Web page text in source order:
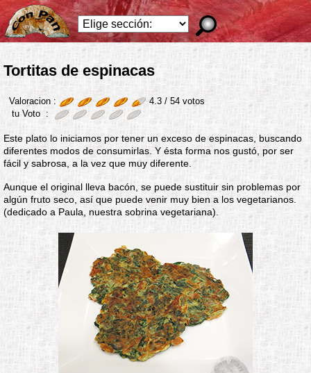
Tortitas de espinacas
Valoracion : 4.3 /54 votos
tu Voto :
Este plato lo iniciamos por tener un exceso de espinacas, buscando
diferentes modos de consumirlas. Y ésta forma nos gustó, por ser
fácil y sabrosa, a la vez que muy diferente.
Aunque el original lleva bacón, se puede sustituir sin problemas por
algún fruto seco, así que puede venir muy bien a los vegetarianos.
(dedicado a Paula, nuestra sobrina vegetariana).